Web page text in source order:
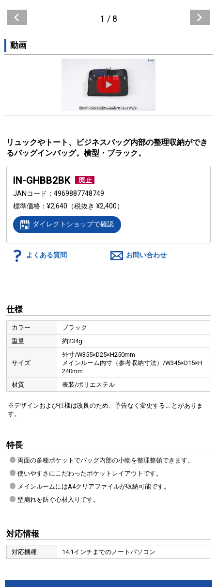
1 / 8
動画
リュックやトート、ビジネスバッグ内部の整理収納ができ
るバッグインバッグ。横型・ブラック。
IN-GHBB2BK
JANコード
4969887748749
標準価格
¥2,640 （税抜き ¥2,400）
ダイレクトショップで確認
よくある質問 お問い合わせ
仕様
カラー
ブラック
重量
約234g
サイズ
外寸/W355×D25×H250mm
メインルーム内寸（参考収納寸法）/W345×D15×H
240mm
材質
表装/ポリエステル
※デザインおよび仕様は改良のため、予告なく変更することがありま
す。
特長
両面の多種ポケットでバッグ内部の小物を整理整頓できます。
使いやすさにこだわったポケットレイアウトです。
メインルームにはA4クリアファイルが収納可能です。
型崩れを防ぐ心材入りです。
対応情報
対応機種 14.1インチまでのノートパソコン